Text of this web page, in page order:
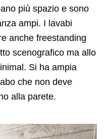
più spazio e sono
ampi. I lavabi
anche freestanding
scenografico ma allo
Si ha ampia
che non deve
alla parete.